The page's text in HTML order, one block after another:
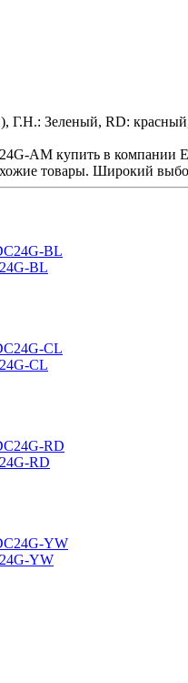
Г.Н.: Зеленый, RD:
AM купить в компании
товары. Широкий
BL
CL
RD
YW